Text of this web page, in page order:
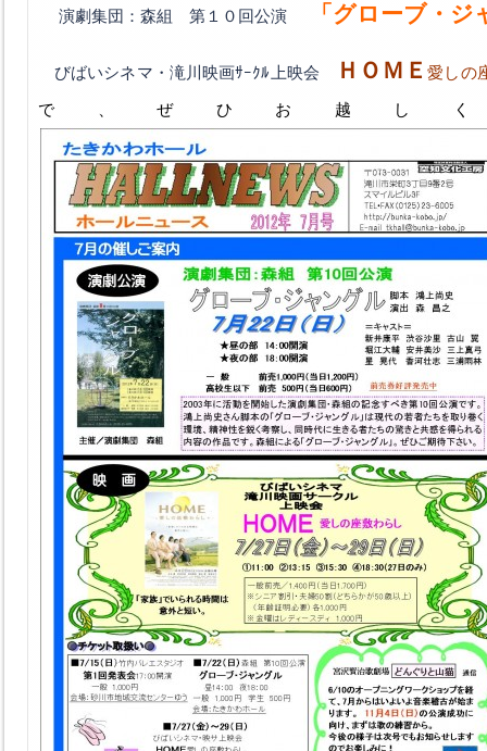
演劇集団：森組 第１０回公演 「グローブ・ジ
びばいシネマ・滝川映画ｻｰｸﾙ上映会 ＨＯＭＥ愛しの
で、ぜひお越し